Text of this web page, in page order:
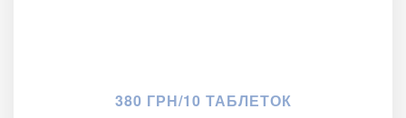
380 ГРН/10 ТАБЛЕТОК